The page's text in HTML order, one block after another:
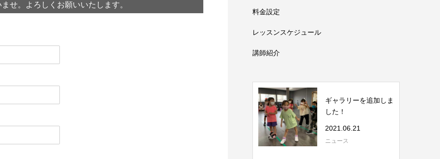
せ。よろしくお願いいたします。
料金設定
レッスンスケジュール
講師紹介
ギャラリーを追加しま
した！
2021.06.21
ニュース